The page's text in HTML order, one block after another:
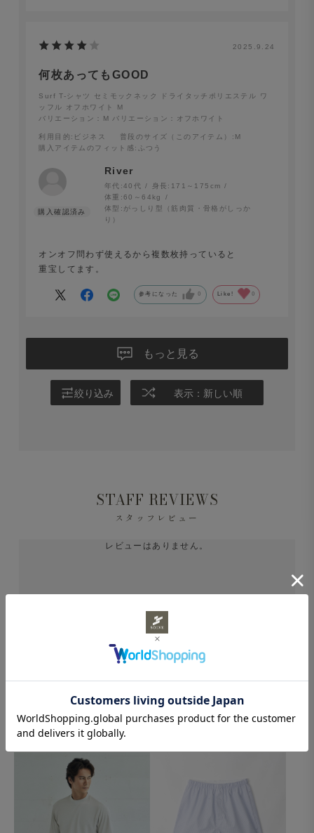
ラフになり過ぎない、洗練されたデザイン
首元のリブは、すっきりとした印象を与える程よい高さの
セミモックネック仕様。首まわりに程よい高さと締まりを
持たせることで、Tシャツでも大人らしい洗練された印象
を作り出します。一枚で着ても品良く決まり、もちろんジ
ャケットとの相性も抜群。
2025.9.24
何枚あってもGOOD
Surf T-シャツ セミモックネック ドライタッチポリエステル ワ
ッフル オフホワイト M
バリエーション：M バリエーション：オフホワイト
利用目的 :ビジネス 普段のサイズ（このアイテム）
:M
購入アイテムのフィット感:ふつう
River
年代:40代 身長: 171～175cm
体重:60～64kg
体型: がっしり型（筋肉質・骨格がしっか
り）
オンオフ問わず使えるから複数枚持っていると
重宝してます。
参考になった 0 Like! 0
もっと見る
絞り込み 表示：新しい順
STAFF REVIEWS
スタッフレビュー
レビューはありません。
あなたにおすすめ